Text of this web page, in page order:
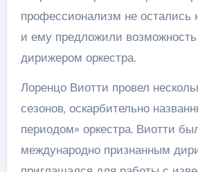
профессионализм не остались
и ему предложили
дирижером оркестра.
Лоренцо Виотти провел
сезонов, оскарбительно
периодом» оркестра. Виотти
международно признанным